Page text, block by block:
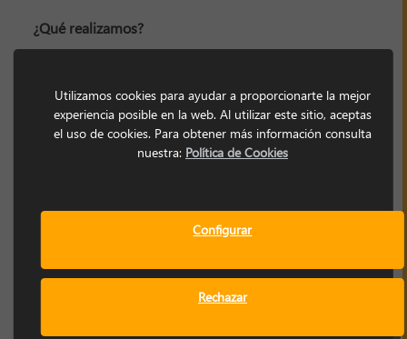
¿Qué realizamos?
Recomendaciones de mejora.
¿Por qué se deberían realizar inspecciones de imanes?
humedad, entre otros). Si se realizan inspecciones, nos
aseguramos de que el imán está en correcto estado, o
que afecte a la calidad del producto terminado.
>
Utilizamos cookies para ayudar a proporcionarte la mejor
experiencia posible en la web. Al utilizar este sitio, aceptas
el uso de cookies. Para obtener más información consulta
nuestra: Política de Cookies
Configurar
Rechazar